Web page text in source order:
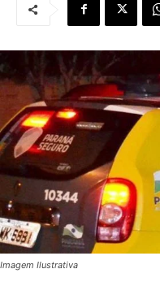
Imagem Ilustrativa